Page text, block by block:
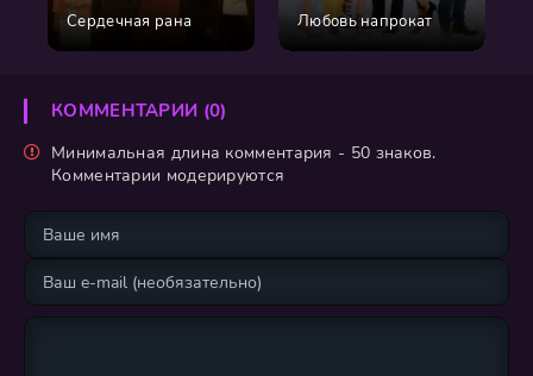
Сердечная рана Любовь напрокат
КОММЕНТАРИИ (0)
Минимальная длина комментария - 50 знаков.
Комментарии модерируются